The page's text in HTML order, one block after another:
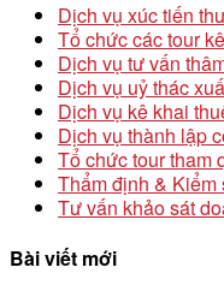
Dịch vụ xúc tiến
Tổ chức các tour
Dịch vụ tư vấn
Dịch vụ uỷ thác
Dịch vụ kê khai
Dịch vụ thành lập
Tổ chức tour tham
Thẩm định & Kiểm
Tư vấn khảo sát
Bài viết mới